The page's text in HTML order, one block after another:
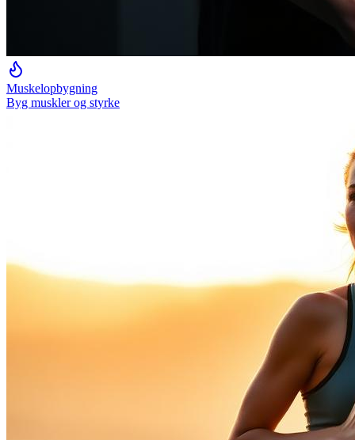
Muskelopbygning
Byg muskler og styrke